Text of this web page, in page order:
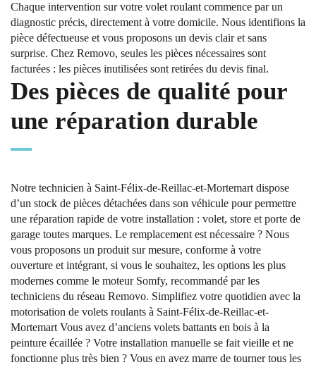
Chaque intervention sur votre volet roulant commence par un
diagnostic précis, directement à votre domicile. Nous identifions la
pièce défectueuse et vous proposons un devis clair et sans
surprise. Chez Removo, seules les pièces nécessaires sont
facturées : les pièces inutilisées sont retirées du devis final.
Des pièces de qualité pour
une réparation durable
Notre technicien à Saint-Félix-de-Reillac-et-Mortemart dispose
d’un stock de pièces détachées dans son véhicule pour permettre
une réparation rapide de votre installation : volet, store et porte de
garage toutes marques. Le remplacement est nécessaire ? Nous
vous proposons un produit sur mesure, conforme à votre
ouverture et intégrant, si vous le souhaitez, les options les plus
modernes comme le moteur Somfy, recommandé par les
techniciens du réseau Removo. Simplifiez votre quotidien avec la
motorisation de volets roulants à Saint-Félix-de-Reillac-et-
Mortemart Vous avez d’anciens volets battants en bois à la
peinture écaillée ? Votre installation manuelle se fait vieille et ne
fonctionne plus très bien ? Vous en avez marre de tourner tous les